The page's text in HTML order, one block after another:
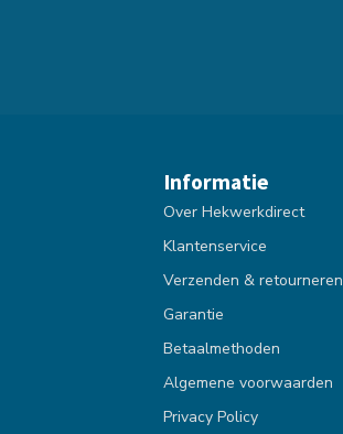
Informatie
Over Hekwerkdirect
Klantenservice
Verzenden & retourneren
Garantie
Betaalmethoden
Algemene voorwaarden
Privacy Policy